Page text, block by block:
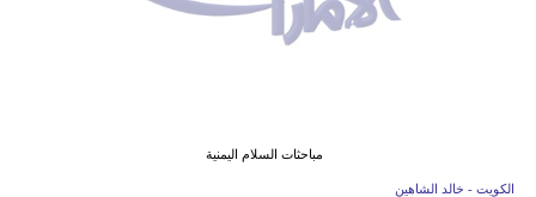
مباحثات السلام اليمنية
الكويت - خالد الشاهين